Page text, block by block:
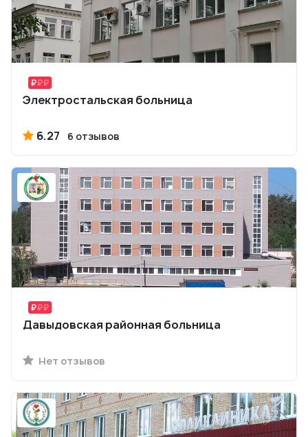
Электростальская больница
6.27 6 отзывов
Давыдовская районная больница
Нет отзывов